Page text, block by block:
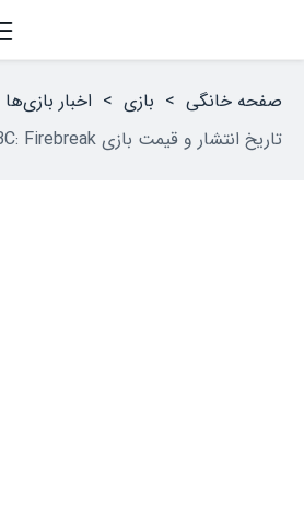
صفحه خانگی > بازی > اخبار بازی‌ها
تاریخ انتشار و قیمت بازی FBC: Firebreak مشخص شد